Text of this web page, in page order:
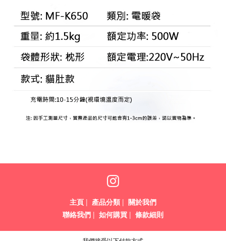
主頁 | 產品分類 | 關於我們
聯絡我們 | 如何購買 | 條款細則